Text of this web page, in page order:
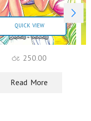
QUICK VIEW
රු 250.00
Read More